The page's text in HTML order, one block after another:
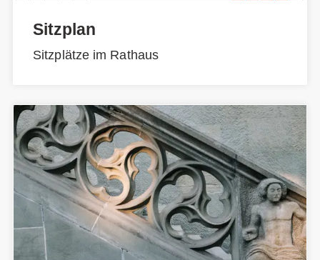
Sitzplan
Sitzplätze im Rathaus